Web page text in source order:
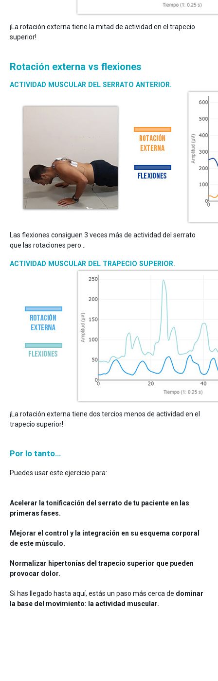
¡La rotación externa tiene la mitad de actividad en el trapecio
superior!
Rotación externa vs flexiones
ACTIVIDAD MUSCULAR DEL SERRATO ANTERIOR.
Las flexiones consiguen 3 veces más de actividad del serrato
que las rotaciones pero…
ACTIVIDAD MUSCULAR DEL TRAPECIO SUPERIOR.
¡La rotación externa tiene dos tercios menos de actividad en el
trapecio superior!
Por lo tanto…
Puedes usar este ejercicio para:
Acelerar la tonificación del serrato de tu paciente en las
primeras fases.
Mejorar el control y la integración en su esquema corporal
de este músculo.
Normalizar hipertonías del trapecio superior que pueden
provocar dolor.
Si has llegado hasta aquí, estás un paso más cerca de dominar
la base del movimiento: la actividad muscular.